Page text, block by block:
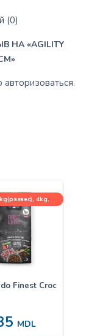
(0)
НА «AGILITY
авторизоваться.
4kg,
Finest Croc
MDL